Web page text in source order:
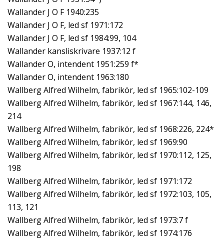
Wallander J O F 1940:235
Wallander J O F, led sf 1971:172
Wallander J O F, led sf 1984:99, 104
Wallander kansliskrivare 1937:12 f
Wallander O, intendent 1951:259 f*
Wallander O, intendent 1963:180
Wallberg Alfred Wilhelm, fabrikör, led sf 1965:102-109
Wallberg Alfred Wilhelm, fabrikör, led sf 1967:144, 146,
214
Wallberg Alfred Wilhelm, fabrikör, led sf 1968:226, 224*
Wallberg Alfred Wilhelm, fabrikör, led sf 1969:90
Wallberg Alfred Wilhelm, fabrikör, led sf 1970:112, 125,
198
Wallberg Alfred Wilhelm, fabrikör, led sf 1971:172
Wallberg Alfred Wilhelm, fabrikör, led sf 1972:103, 105,
113, 121
Wallberg Alfred Wilhelm, fabrikör, led sf 1973:7 f
Wallberg Alfred Wilhelm, fabrikör, led sf 1974:176